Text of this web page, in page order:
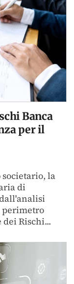
Banca
per il
la
di
Rischi...